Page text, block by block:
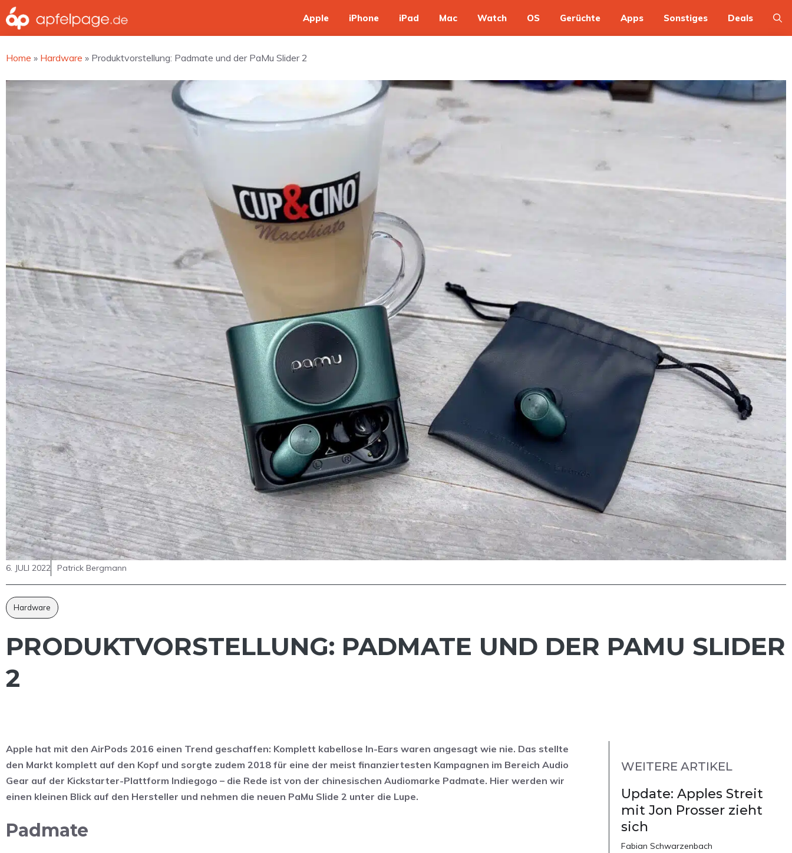
Zum
Inhalt
springen
Apple iPhone iPad Mac Watch OS Gerüchte Apps Sonstiges Deals
Home » Hardware » Produktvorstellung: Padmate und der PaMu Slider 2
6. JULI 2022 Patrick Bergmann
Hardware
PRODUKTVORSTELLUNG: PADMATE UND DER PAMU SLIDER
2
Apple hat mit den AirPods 2016 einen Trend geschaffen: Komplett kabellose In-Ears waren angesagt wie nie. Das stellte
den Markt komplett auf den Kopf und sorgte zudem 2018 für eine der meist finanziertesten Kampagnen im Bereich Audio
Gear auf der Kickstarter-Plattform Indiegogo – die Rede ist von der chinesischen Audiomarke Padmate. Hier werden wir
einen kleinen Blick auf den Hersteller und nehmen die neuen PaMu Slide 2 unter die Lupe.
Padmate
WEITERE ARTIKEL
Update: Apples Streit
mit Jon Prosser zieht
sich
Fabian Schwarzenbach